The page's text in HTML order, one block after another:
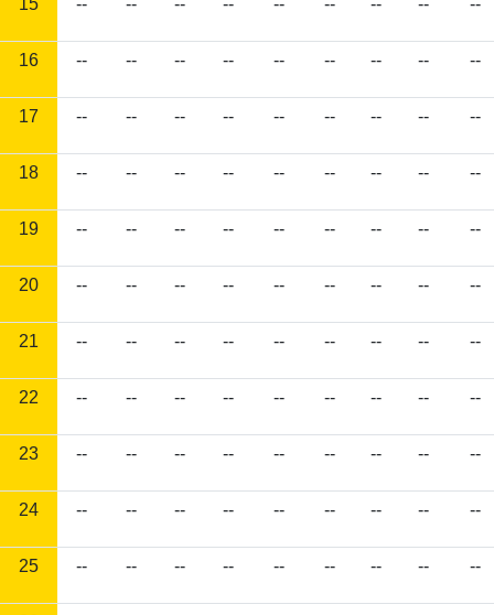
15 -- -- -- -- -- -- -- -- --
16 -- -- -- -- -- -- -- -- --
17 -- -- -- -- -- -- -- -- --
18 -- -- -- -- -- -- -- -- --
19 -- -- -- -- -- -- -- -- --
20 -- -- -- -- -- -- -- -- --
21 -- -- -- -- -- -- -- -- --
22 -- -- -- -- -- -- -- -- --
23 -- -- -- -- -- -- -- -- --
24 -- -- -- -- -- -- -- -- --
25 -- -- -- -- -- -- -- -- --